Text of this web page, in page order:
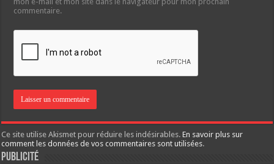
commentaire.
Ce site utilise Akismet pour réduire les indésirables.En savoir plus sur
comment les données de vos commentaires sont utilisées.
Publicité